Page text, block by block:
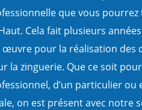
que vous
Cela fait plusieurs
œuvre pour la réalisation des
la zinguerie. Que ce soit
d’un particulier ou
on est présent avec notre